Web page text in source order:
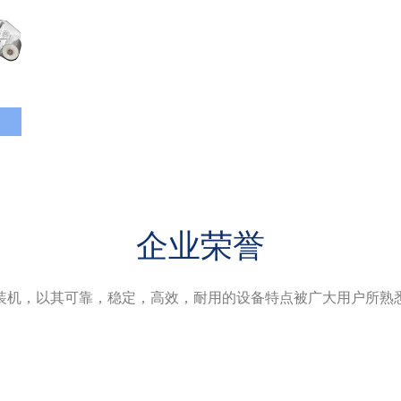
企业荣誉
机，以其可靠，稳定，高效，耐用的设备特点被广大用户所熟